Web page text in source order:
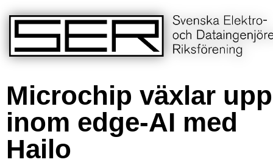
Microchip växlar upp
inom edge-AI med
Hailo